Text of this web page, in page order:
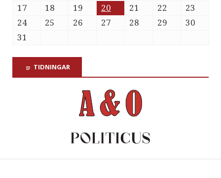
17
18 19 20 21 22
23
24
25 26 27 28 29
30
31
TIDNINGAR